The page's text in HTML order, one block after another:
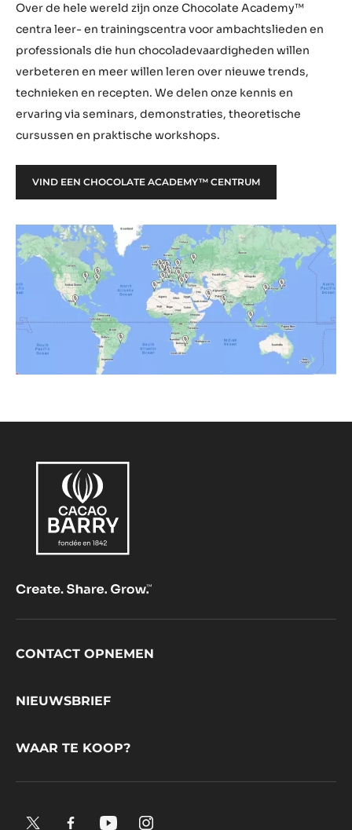
Over de hele wereld zijn onze Chocolate Academy™
centra leer- en trainingscentra voor ambachtslieden en
professionals die hun chocoladevaardigheden willen
verbeteren en meer willen leren over nieuwe trends,
technieken en recepten. We delen onze kennis en
ervaring via seminars, demonstraties, theoretische
cursussen en praktische workshops.
VIND EEN CHOCOLATE ACADEMY™ CENTRUM
Footer
CONTACT OPNEMEN
NIEUWSBRIEF
WAAR TE KOOP?